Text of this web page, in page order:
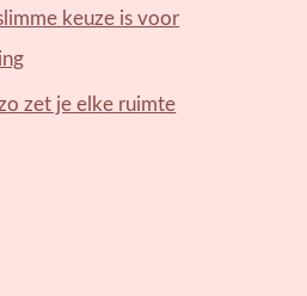
keuze is voor
zet je elke ruimte